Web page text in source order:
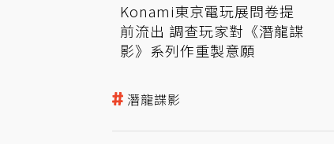
Konami東京電玩展問卷提
前流出 調查玩家對《潛龍諜
影》系列作重製意願
潛龍諜影